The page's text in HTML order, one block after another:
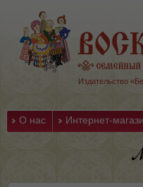
Издательство
О нас Интернет-